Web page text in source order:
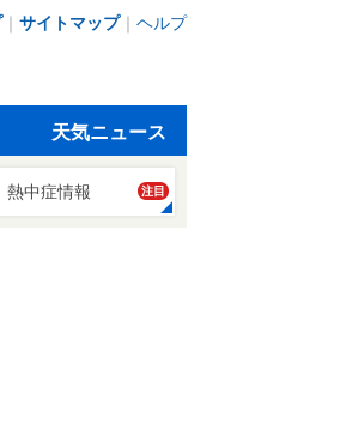
｜ サイトマップ｜ ヘルプ
天気ニュース
熱中症情報 注目